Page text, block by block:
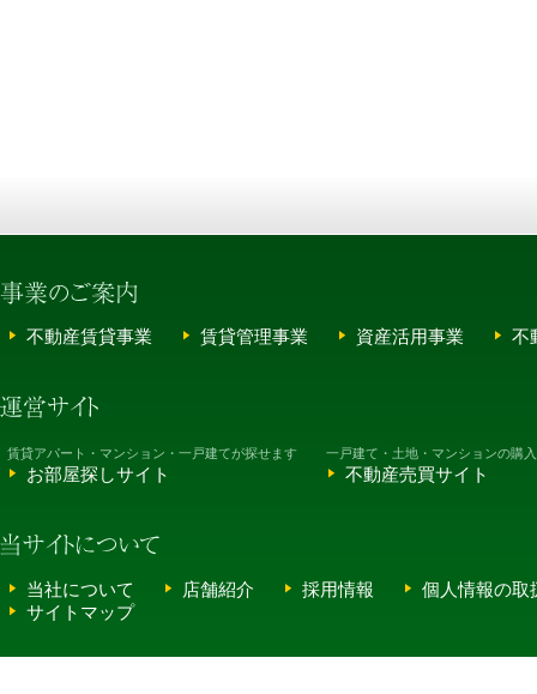
不動産賃貸事業 賃貸管理事業 資産活用事業 不
賃貸アパート・マンション・一戸建てが探せます
お部屋探しサイト
一戸建て・土地・マンションの購入
不動産売買サイト
当社について 店舗紹介 採用情報
個人情報の取
サイトマップ